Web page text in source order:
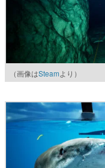
（画像はSteamより）